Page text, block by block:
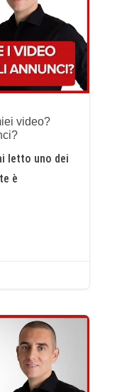
video?
letto uno dei
è